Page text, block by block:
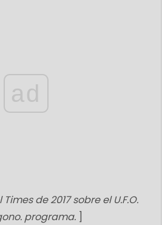
ad
de 2017 sobre el U.F.O.
programa. ]